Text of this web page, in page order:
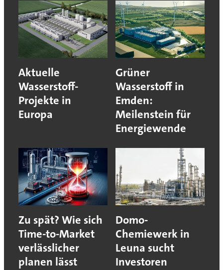
Aktuelle
Wasserstoff-
Projekte in
Europa
Grüner
Wasserstoff in
Emden:
Meilenstein für
Energiewende
Zu spät? Wie sich
Time-to-Market
verlässlicher
planen lässt
Domo-
Chemiewerk in
Leuna sucht
Investoren